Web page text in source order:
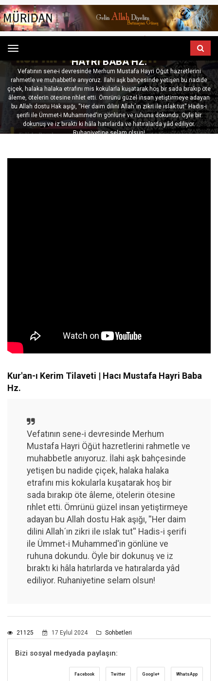
Menu
KUR'AN-I KERIM TILAVETI | HACI MUSTAFA
HAYRI BABA HZ.
Vefatının sene-i devresinde Merhum Mustafa Hayri Öğüt hazretlerini
rahmetle ve muhabbetle anıyoruz. İlahi aşk bahçesinde yetişen bu nadide
çiçek, halaka halaka etrafını mis kokularla kuşatarak hoş bir sada bırakıp öte
âleme, ötelerin ötesine rıhlet etti. Ömrünü güzel insan yetiştirmeye adayan
bu Allah dostu Hak aşığı, ''Her daim dilini Allah´ın zikri ile ıslak tut'' Hadis-i
şerifi ile Ümmet-i Muhammed'in gönlüne ve ruhuna dokundu. Öyle bir
dokunuş ve iz bıraktı ki hâla hatırlarda ve hatıralarda yâd ediliyor.
Ruhaniyetine selam olsun!
Kur'an-ı Kerim Tilaveti | Hacı Mustafa Hayri Baba
Hz.
Vefatının sene-i devresinde Merhum
Mustafa Hayri Öğüt hazretlerini rahmetle ve
muhabbetle anıyoruz. İlahi aşk bahçesinde
yetişen bu nadide çiçek, halaka halaka
etrafını mis kokularla kuşatarak hoş bir
sada bırakıp öte âleme, ötelerin ötesine
rıhlet etti. Ömrünü güzel insan yetiştirmeye
adayan bu Allah dostu Hak aşığı, ''Her daim
dilini Allah´ın zikri ile ıslak tut'' Hadis-i şerifi
ile Ümmet-i Muhammed'in gönlüne ve
ruhuna dokundu. Öyle bir dokunuş ve iz
bıraktı ki hâla hatırlarda ve hatıralarda yâd
ediliyor. Ruhaniyetine selam olsun!
21125 17 Eylul 2024 Sohbetleri
Bizi sosyal medyada paylaşın:
Facebook Twitter Google+ WhatsApp